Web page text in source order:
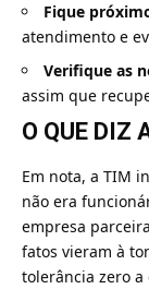
Fique
atendimento e
Verifique as
assim que
O QUE DIZ
Em nota, a TIM
não era
empresa
fatos vieram à
tolerância zero